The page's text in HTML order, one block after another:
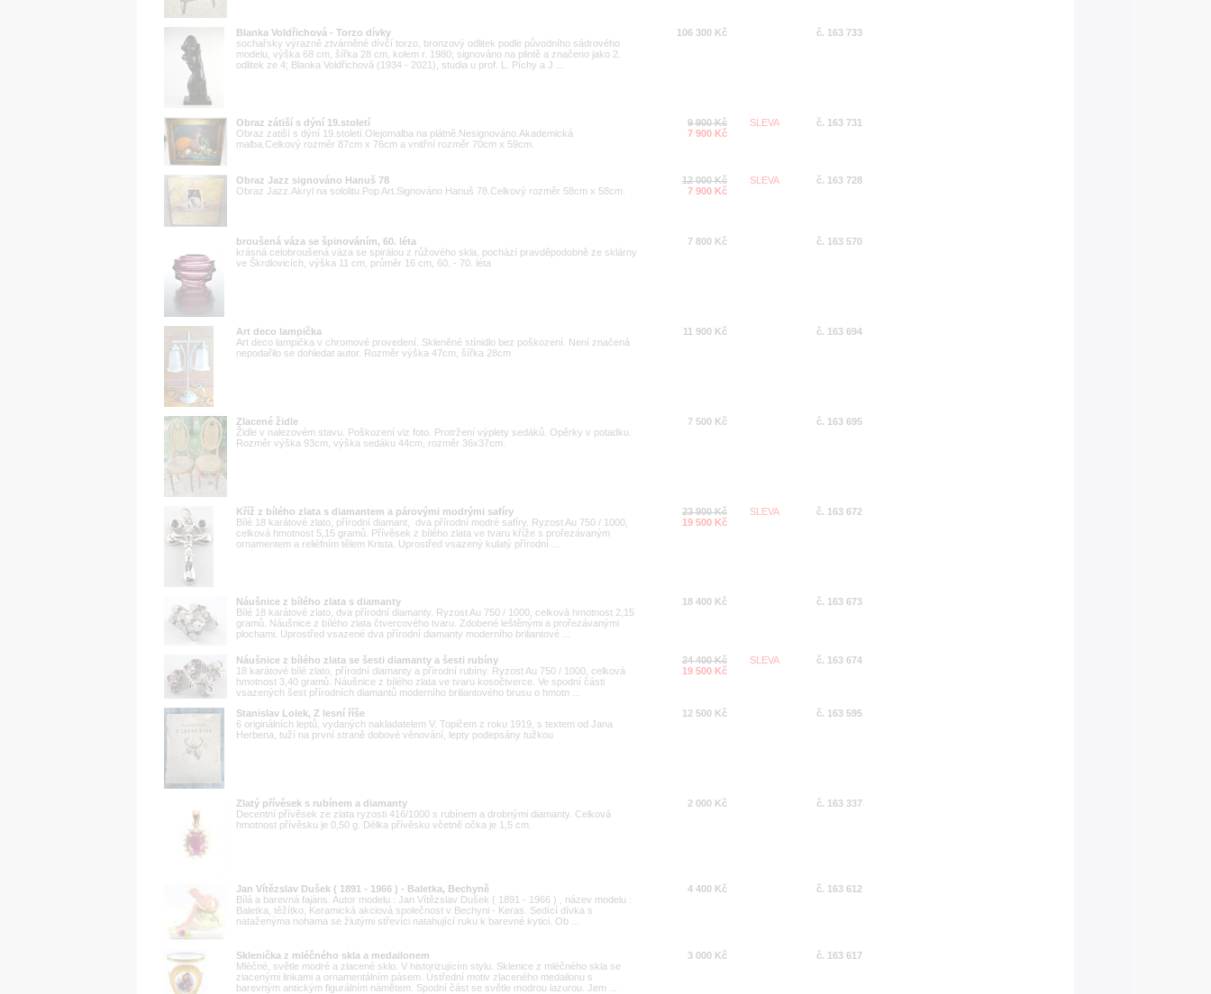
Blanka Voldřichová - Torzo dívky
sochařsky výrazně ztvárněné dívčí torzo, bronzový odlitek podle původního sádrového
modelu, výška 68 cm, šířka 28 cm, kolem r. 1980; signováno na plintě a značeno jako 2.
odlitek ze 4; Blanka Voldřichová (1934 - 2021), studia u prof. L. Píchy a J ...
106 300 Kč č. 163 733
Obraz zátiší s dýní 19.století
Obraz zatiší s dýní 19.století.Olejomalba na plátně.Nesignováno.Akademická
malba.Celkový rozměr 87cm x 76cm a vnitřní rozměr 70cm x 59cm.
9 900 Kč
7 900 Kč
SLEVA č. 163 731
Obraz Jazz signováno Hanuš 78
Obraz Jazz.Akryl na sololitu.Pop Art.Signováno Hanuš 78.Celkový rozměr 58cm x 58cm.
12 000 Kč
7 900 Kč
SLEVA č. 163 728
broušená váza se špinováním, 60. léta
krásná celobroušená váza se spirálou z růžového skla, pochází pravděpodobně ze sklárny
ve Škrdlovicích, výška 11 cm, průměr 16 cm, 60. - 70. léta
7 800 Kč č. 163 570
Art deco lampička
Art deco lampička v chromové provedení. Skleněné stínidlo bez poškození. Není značená
nepodařilo se dohledat autor. Rozměr výška 47cm, šířka 28cm
11 900 Kč č. 163 694
Zlacené židle
Židle v nalezovém stavu. Poškození viz foto. Protržení výplety sedáků. Opěrky v potadku.
Rozměr výška 93cm, výška sedáku 44cm, rozměr 36x37cm.
7 500 Kč č. 163 695
Kříž z bílého zlata s diamantem a párovými modrými safíry
Bílé 18 karátové zlato, přírodní diamant, dva přírodní modré safíry. Ryzost Au 750 / 1000,
celková hmotnost 5,15 gramů. Přívěsek z bílého zlata ve tvaru kříže s prořezávaným
ornamentem a reliéfním tělem Krista. Uprostřed vsazený kulatý přírodní ...
23 900 Kč
19 500 Kč
SLEVA č. 163 672
Náušnice z bílého zlata s diamanty
Bílé 18 karátové zlato, dva přírodní diamanty. Ryzost Au 750 / 1000, celková hmotnost 2,15
gramů. Náušnice z bílého zlata čtvercového tvaru. Zdobené leštěnými a prořezávanými
plochami. Uprostřed vsazené dva přírodní diamanty moderního briliantové ...
18 400 Kč č. 163 673
Náušnice z bílého zlata se šesti diamanty a šesti rubíny
18 karátové bílé zlato, přírodní diamanty a přírodní rubíny. Ryzost Au 750 / 1000, celková
hmotnost 3,40 gramů. Náušnice z bílého zlata ve tvaru kosočtverce. Ve spodní části
vsazených šest přírodních diamantů moderního briliantového brusu o hmotn ...
24 400 Kč
19 500 Kč
SLEVA č. 163 674
Stanislav Lolek, Z lesní říše
6 originálních leptů, vydaných nakladatelem V. Topičem z roku 1919, s textem od Jana
Herbena, tuží na první straně dobové věnování, lepty podepsány tužkou
12 500 Kč č. 163 595
Zlatý přívěsek s rubínem a diamanty
Decentní přívěsek ze zlata ryzosti 416/1000 s rubínem a drobnými diamanty. Celková
hmotnost přívěsku je 0,50 g. Délka přívěsku včetně očka je 1,5 cm.
2 000 Kč č. 163 337
Jan Vítězslav Dušek ( 1891 - 1966 ) - Baletka, Bechyně
Bílá a barevná fajáns. Autor modelu : Jan Vítězslav Dušek ( 1891 - 1966 ) , název modelu :
Baletka, těžítko, Keramická akciová společnost v Bechyni - Keras. Sedící dívka s
nataženýma nohama se žlutými střevíci natahující ruku k barevné kytici. Ob ...
4 400 Kč č. 163 612
Sklenička z mléčného skla a medailonem
Mléčné, světle modré a zlacené sklo. V historizujícím stylu. Sklenice z mléčného skla se
zlacenými linkami a ornamentálním pásem. Ústřední motiv zlaceného medailonu s
barevným antickým figurálním námětem. Spodní část se světle modrou lazurou. Jem ...
3 000 Kč č. 163 617